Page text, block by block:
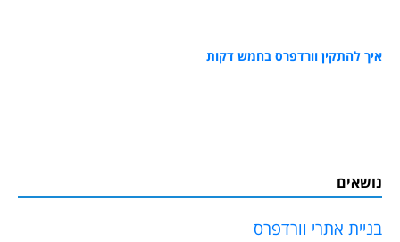
איך להתקין וורדפרס בחמש דקות
נושאים
בניית אתרי וורדפרס